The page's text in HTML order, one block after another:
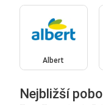
Albert
Nejbližší